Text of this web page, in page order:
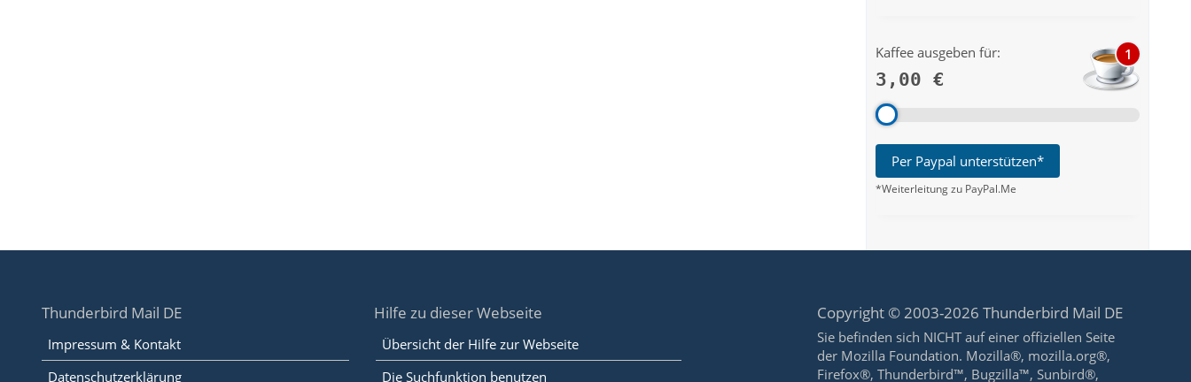
Kaffee ausgeben für:
3,00 €
1
Per Paypal unterstützen*
*Weiterleitung zu PayPal.Me
Thunderbird Mail DE
Impressum & Kontakt
Datenschutzerklärung
Hilfe zu dieser Webseite
Übersicht der Hilfe zur Webseite
Die Suchfunktion benutzen
Copyright © 2003-2026 Thunderbird Mail DE
Sie befinden sich NICHT auf einer offiziellen Seite
der Mozilla Foundation. Mozilla®, mozilla.org®,
Firefox®, Thunderbird™, Bugzilla™, Sunbird®,